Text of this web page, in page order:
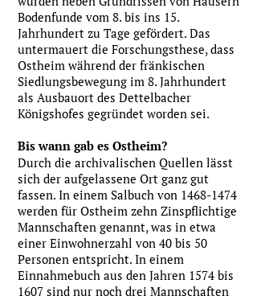
Bodenfunde vom 8. bis ins 15.
Jahrhundert zu Tage gefördert. Das
untermauert die Forschungsthese, dass
Ostheim während der fränkischen
Siedlungsbewegung im 8. Jahrhundert
als Ausbauort des Dettelbacher
Königshofes gegründet worden sei.
Bis wann gab es Ostheim?
Durch die archivalischen Quellen lässt
sich der aufgelassene Ort ganz gut
fassen. In einem Salbuch von 1468-1474
werden für Ostheim zehn Zinspflichtige
Mannschaften genannt, was in etwa
einer Einwohnerzahl von 40 bis 50
Personen entspricht. In einem
Einnahmebuch aus den Jahren 1574 bis
1607 sind nur noch drei Mannschaften